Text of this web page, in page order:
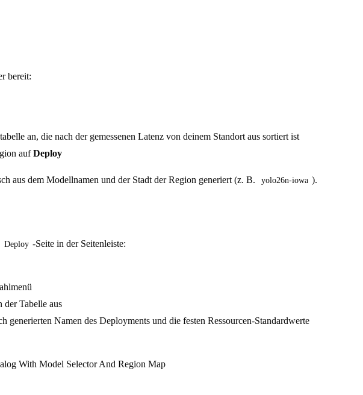
bereit:
an, die nach der gemessenen Latenz von deinem Standort aus sortiert ist
aufDeploy
aus dem Modellnamen und der Stadt der Region generiert (z. B. yolo26n-iowa ).
Deploy -Seite in der Seitenleiste:
der Tabelle aus
generierten Namen des Deployments und die festen Ressourcen-Standardwerte